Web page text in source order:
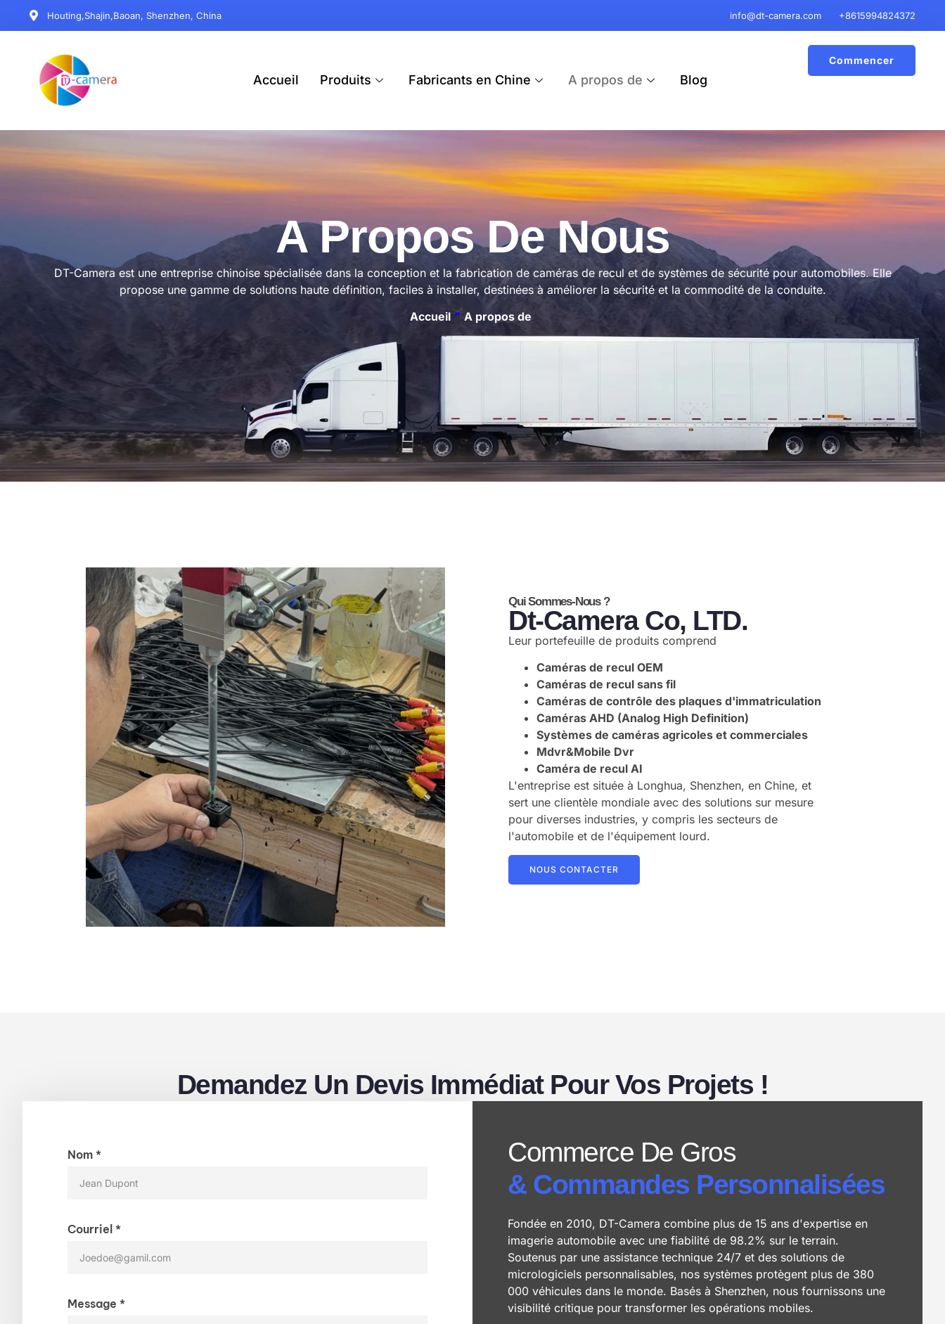
Houting,Shajin,Baoan, Shenzhen, China info@dt-camera.com +8615994824372
Accueil Produits Fabricants en Chine A propos de Blog
Commencer
A Propos De Nous
DT-Camera est une entreprise chinoise spécialisée dans la conception et la fabrication de caméras de recul et de systèmes de sécurité pour automobiles. Elle
propose une gamme de solutions haute définition, faciles à installer, destinées à améliorer la sécurité et la commodité de la conduite.
Accueil " A propos de
Qui Sommes-Nous ?
Dt-Camera Co, LTD.
Leur portefeuille de produits comprend
Caméras de recul OEM
Caméras de recul sans fil
Caméras de contrôle des plaques d'immatriculation
Caméras AHD (Analog High Definition)
Systèmes de caméras agricoles et commerciales
Mdvr&Mobile Dvr
Caméra de recul AI
L'entreprise est située à Longhua, Shenzhen, en Chine, et
sert une clientèle mondiale avec des solutions sur mesure
pour diverses industries, y compris les secteurs de
l'automobile et de l'équipement lourd.
NOUS CONTACTER
Demandez Un Devis Immédiat Pour Vos Projets !
Nom *
Courriel *
Message *
Commerce De Gros
& Commandes Personnalisées
Fondée en 2010, DT-Camera combine plus de 15 ans d'expertise en
imagerie automobile avec une fiabilité de 98.2% sur le terrain.
Soutenus par une assistance technique 24/7 et des solutions de
micrologiciels personnalisables, nos systèmes protègent plus de 380
000 véhicules dans le monde. Basés à Shenzhen, nous fournissons une
visibilité critique pour transformer les opérations mobiles.